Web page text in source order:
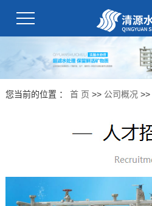
您当前的位置 ： 首 页 >> 公司概况 >>